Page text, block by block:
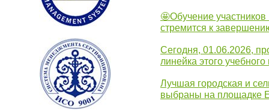
🤩Обучение участников
стремится к
Сегодня, 01.06.2026,
линейка этого учебного
Лучшая городская и
выбраны на площадке